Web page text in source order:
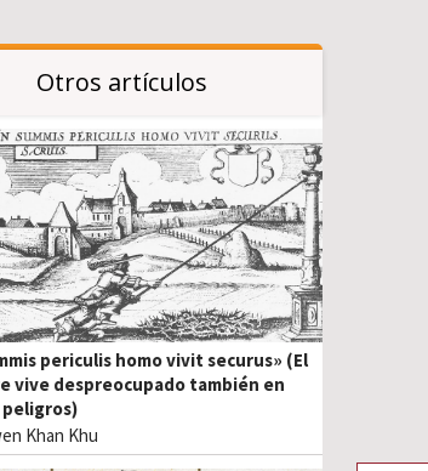
Otros artículos
periculis homo vivit securus» (El
vive despreocupado también en
peligros)
Khan Khu